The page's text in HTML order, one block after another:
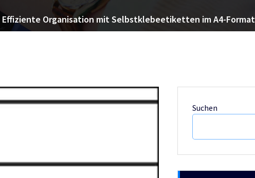
Effiziente Organisation mit Selbstklebeetiketten im A4-Format
Suchen